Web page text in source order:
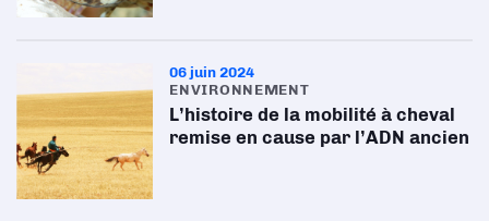
06 juin 2024
ENVIRONNEMENT
L’histoire de la mobilité à cheval
remise en cause par l’ADN ancien